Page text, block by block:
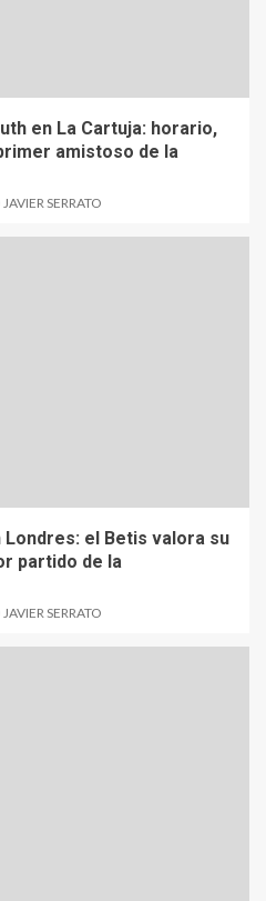
en La Cartuja: horario,
amistoso de la
SERRATO
el Betis valora su
partido de la
SERRATO